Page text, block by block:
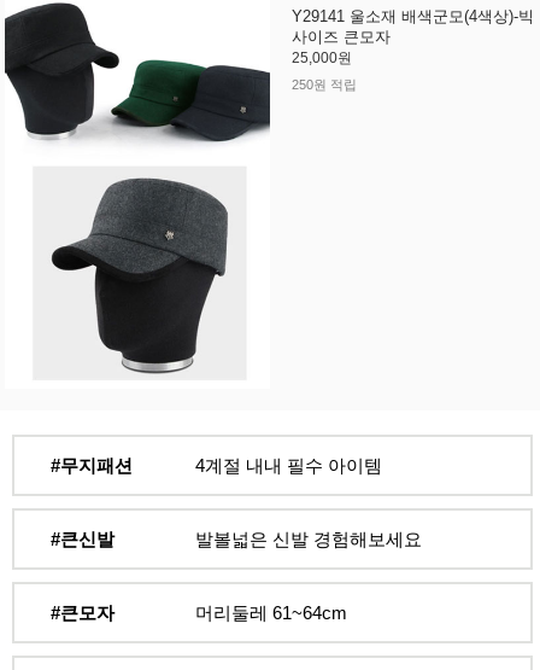
Y29141 울소재 배색군모(4색상)-빅
사이즈 큰모자
25,000원
250원 적립
#무지패션 4계절 내내 필수 아이템
#큰신발 발볼넓은 신발 경험해보세요
#큰모자 머리둘레 61~64cm